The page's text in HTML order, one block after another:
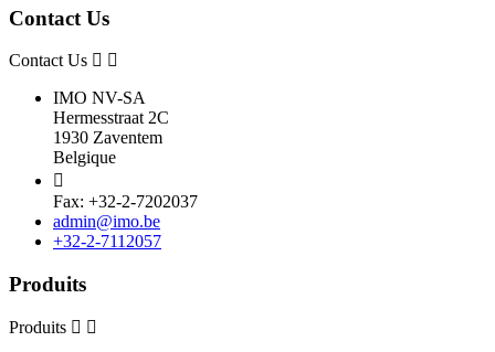
Contact Us
Contact Us
IMO NV-SA
Hermesstraat 2C
1930 Zaventem
Belgique

Fax: +32-2-7202037
admin@imo.be
+32-2-7112057
Produits
Produits